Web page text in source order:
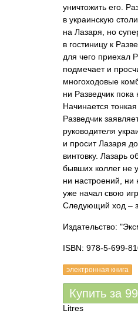
уничтожить его.
в украинскую
на Лазаря, но
в гостиницу к
для чего приехал
подмечает и
многоходовые
ни Разведчик пока
Начинается тонкая
Разведчик
руководителя
и просит Лазаря
винтовку. Лазарь
бывших коллег не
ни настроений,
уже начал свою
Следующий ход –
Издательство:
ISBN: 978-5-699-
электронная книга
Купить за
Litres